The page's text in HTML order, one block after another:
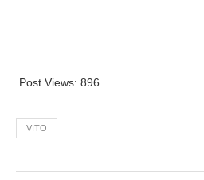
Post Views: 896
VITO